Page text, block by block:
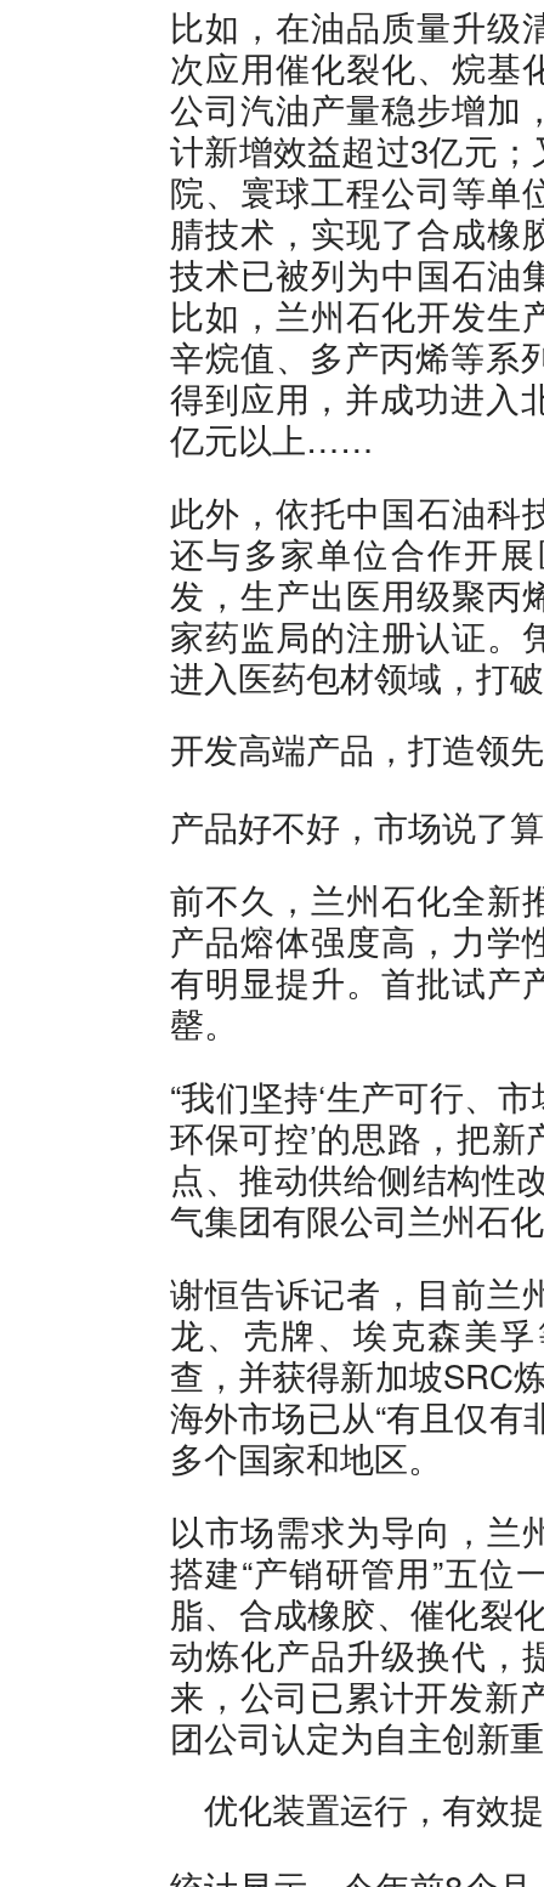
比如，在油品质量升级
次应用催化裂化、烷基
公司汽油产量稳步增加
计新增效益超过3亿元
院、寰球工程公司等单
腈技术，实现了合成橡
技术已被列为中国石油
比如，兰州石化开发生
辛烷值、多产丙烯等系
得到应用，并成功进入
亿元以上……
此外，依托中国石油科
还与多家单位合作开
发，生产出医用级聚丙
家药监局的注册认证。
进入医药包材领域，打
开发高端产品，打造领
产品好不好，市场说了
前不久，兰州石化全新
产品熔体强度高，力学
有明显提升。首批试产
罄。
“我们坚持‘生产可行、
环保可控’的思路，把
点、推动供给侧结构性
气集团有限公司兰州石
谢恒告诉记者，目前兰
龙、壳牌、埃克森美
查，并获得新加坡SRC
海外市场已从“有且仅有
多个国家和地区。
以市场需求为导向，兰
搭建“产销研管用”五位
脂、合成橡胶、催化裂
动炼化产品升级换代，
来，公司已累计开发新
团公司认定为自主创新
优化装置运行，有效